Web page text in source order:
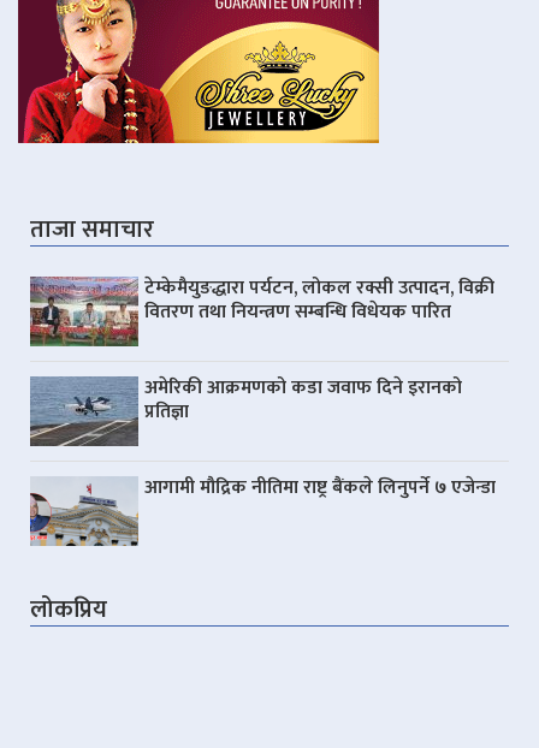
ताजा समाचार
टेम्केमैयुङद्धारा पर्यटन, लोकल रक्सी उत्पादन, विक्री
वितरण तथा नियन्त्रण सम्बन्धि विधेयक पारित
अमेरिकी आक्रमणको कडा जवाफ दिने इरानको
प्रतिज्ञा
आगामी मौद्रिक नीतिमा राष्ट्र बैंकले लिनुपर्ने ७ एजेन्डा
लोकप्रिय